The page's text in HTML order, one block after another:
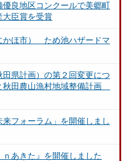
良地区コンクールで美郷町
大臣賞を受賞
かほ市） ため池ハザードマ
県計画）の第２回変更につ
秋田農山漁村地域整備計画
来フォーラム」を開催しまし
ｎあきた』を開催しました